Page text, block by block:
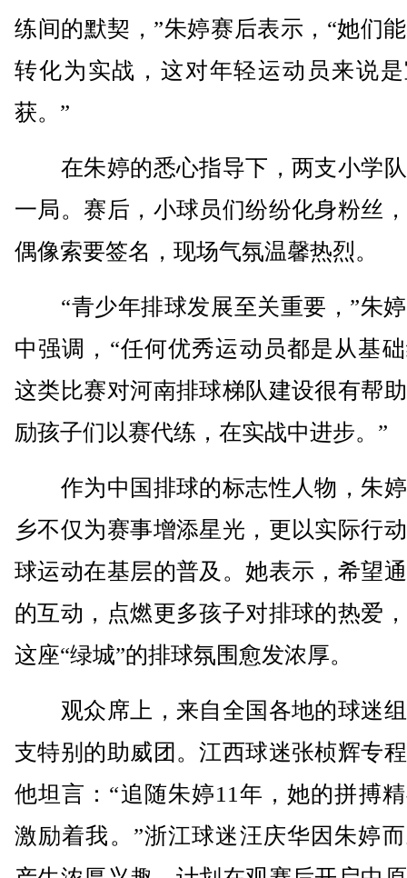
练间的默契，”朱婷赛后表示，“她们
转化为实战，这对年轻运动员来说
获。”
在朱婷的悉心指导下，两支小学
一局。赛后，小球员们纷纷化身粉丝
偶像索要签名，现场气氛温馨热烈。
“青少年排球发展至关重要，”朱
中强调，“任何优秀运动员都是从基
这类比赛对河南排球梯队建设很有帮
励孩子们以赛代练，在实战中进步。”
作为中国排球的标志性人物，朱
乡不仅为赛事增添星光，更以实际行
球运动在基层的普及。她表示，希望
的互动，点燃更多孩子对排球的热爱
这座“绿城”的排球氛围愈发浓厚。
观众席上，来自全国各地的球迷
支特别的助威团。江西球迷张桢辉专
他坦言：“追随朱婷11年，她的拼搏
激励着我。”浙江球迷汪庆华因朱婷